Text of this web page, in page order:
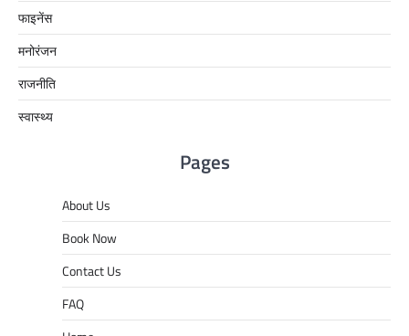
फाइनेंस
मनोरंजन
राजनीति
स्वास्थ्य
Pages
About Us
Book Now
Contact Us
FAQ